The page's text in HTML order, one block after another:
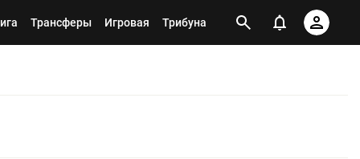
Трансферы Игровая Трибуна